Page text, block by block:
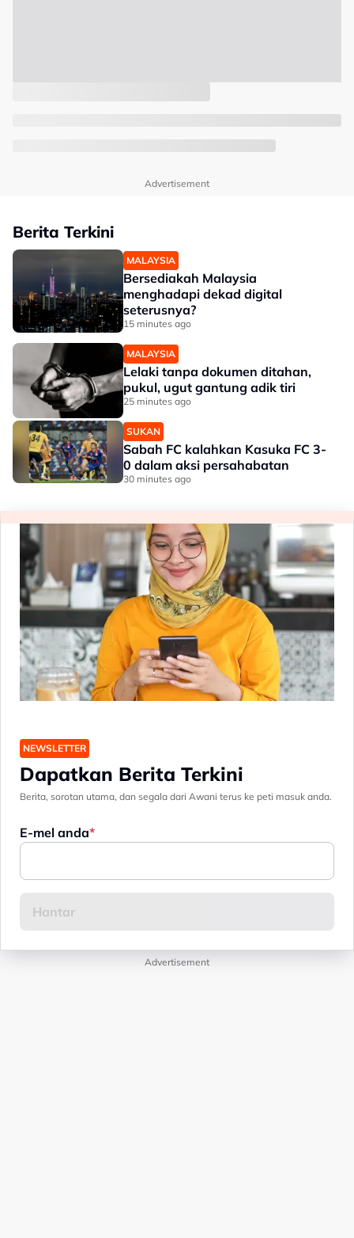
Advertisement
Berita Terkini
MALAYSIA
Bersediakah Malaysia
menghadapi dekad digital
seterusnya?
15 minutes ago
MALAYSIA
Lelaki tanpa dokumen ditahan,
pukul, ugut gantung adik tiri
25 minutes ago
SUKAN
Sabah FC kalahkan Kasuka FC 3-
0 dalam aksi persahabatan
30 minutes ago
NEWSLETTER
Dapatkan Berita Terkini
Berita, sorotan utama, dan segala dari Awani terus ke peti masuk anda.
E-mel anda
Advertisement